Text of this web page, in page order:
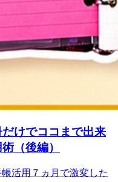
だけでココまで出来
（後編）